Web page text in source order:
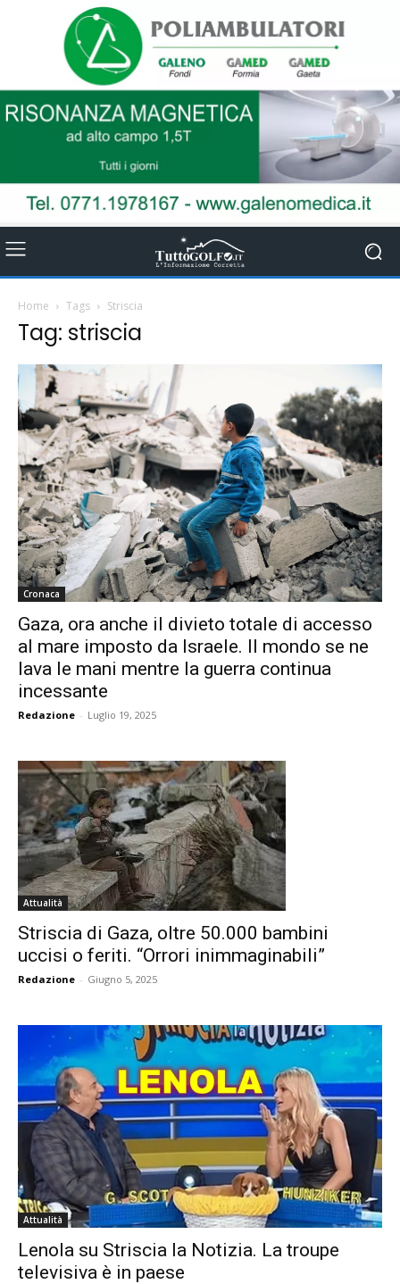
Home Tags Striscia
Tag: striscia
Cronaca
Gaza, ora anche il divieto totale di accesso
al mare imposto da Israele. Il mondo se ne
lava le mani mentre la guerra continua
incessante
Redazione - Luglio 19, 2025
Attualità
Striscia di Gaza, oltre 50.000 bambini
uccisi o feriti. “Orrori inimmaginabili”
Redazione - Giugno 5, 2025
Attualità
Lenola su Striscia la Notizia. La troupe
televisiva è in paese